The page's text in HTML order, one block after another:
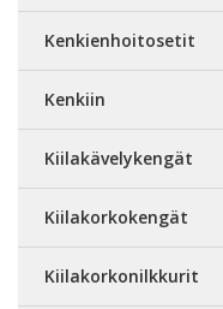
Kenkienhoitosetit
Kenkiin
Kiilakävelykengät
Kiilakorkokengät
Kiilakorkonilkkurit